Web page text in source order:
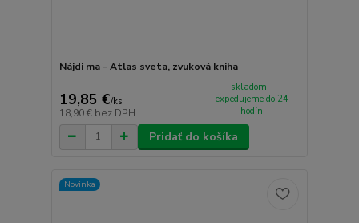
Nájdi ma - Atlas sveta, zvuková kniha
19,85 €/ks
18,90 € bez DPH
skladom -
expedujeme do 24
hodín
Pridať do košíka
Novinka